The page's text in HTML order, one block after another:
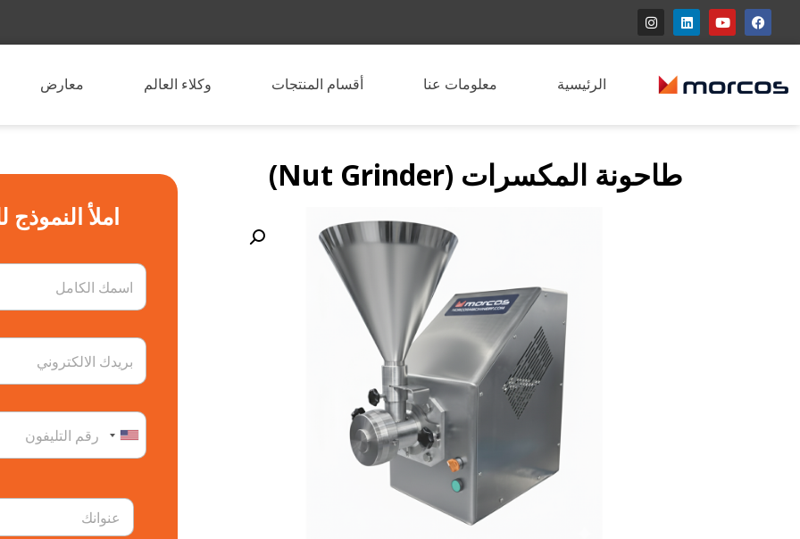
الرئيسية معلومات عنا أقسام المنتجات وكلاء العالم معارض
طاحونة المكسرات (Nut Grinder)
املأ